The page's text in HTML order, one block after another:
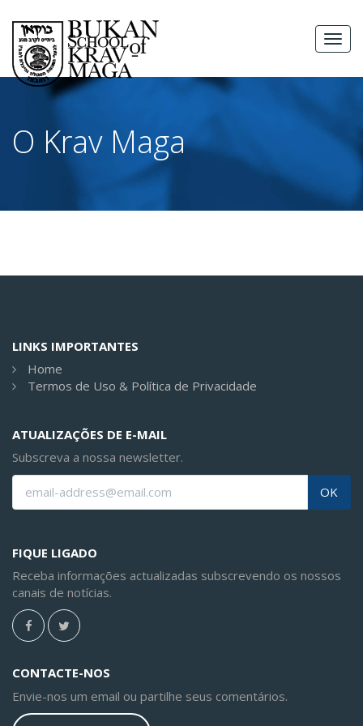
content
O Krav Maga
LINKS IMPORTANTES
Home
Termos de Uso & Política de Privacidade
ATUALIZAÇÕES DE E-MAIL
Subscreva a nossa newsletter.
OK
FIQUE LIGADO
Receba informações actualizadas subscrevendo os nossos
canais de notícias.
CONTACTE-NOS
Envie-nos um email ou partilhe seus comentários.